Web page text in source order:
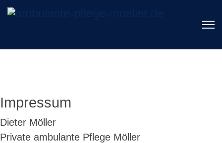
Impressum
Dieter Möller
Private ambulante Pflege Möller